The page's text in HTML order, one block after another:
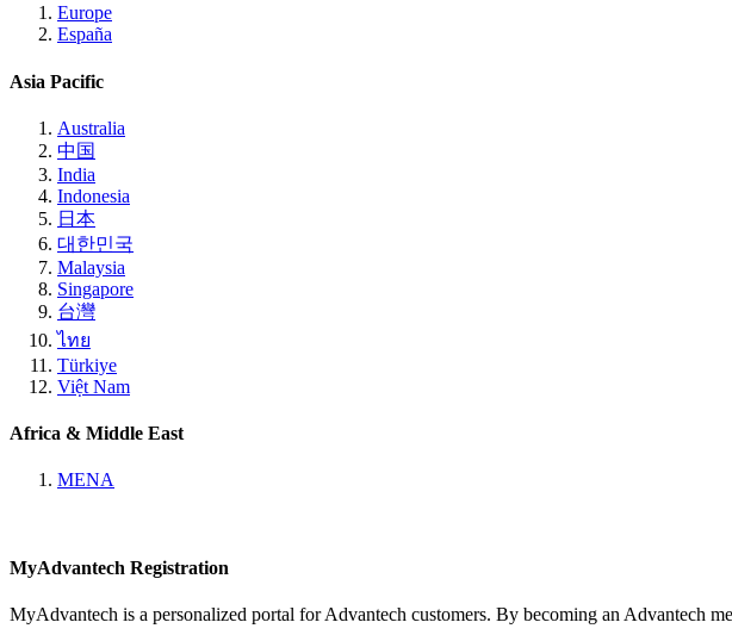
Europe
España
Asia Pacific
Australia
中国
India
Indonesia
日本
대한민국
Malaysia
Singapore
台灣
ไทย
Türkiye
Việt Nam
Africa & Middle East
MENA
MyAdvantech Registration
MyAdvantech is a personalized portal for Advantech customers. By becoming an Advantech